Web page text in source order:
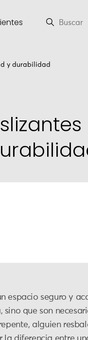
y durabilidad
seguro y
que son
alguien